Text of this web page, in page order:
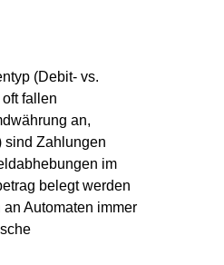
(Debit- vs.
fallen
an,
sind Zahlungen
im
belegt werden
Automaten immer